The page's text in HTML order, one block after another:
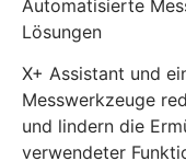
Automatisierte
Lösungen
X+ Assistant und
Messwerkzeuge
und lindern die
verwendeter